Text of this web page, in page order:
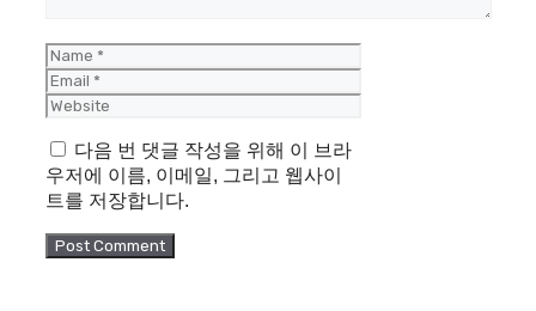
Name
Email
Website
다음 번 댓글 작성을 위해 이 브라
우저에 이름, 이메일, 그리고 웹사이
트를 저장합니다.